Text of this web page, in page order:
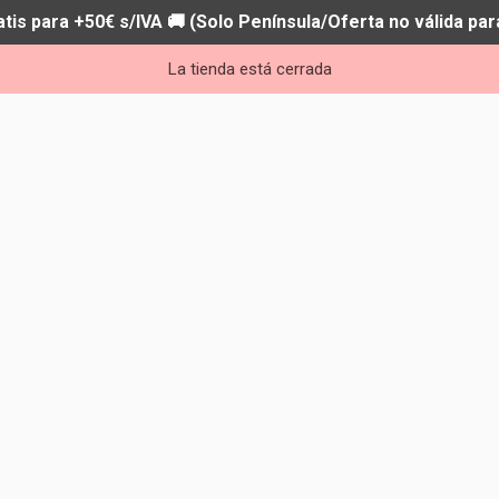
para +50€ s/IVA 🚚 (Solo Península/Oferta no válida
La tienda está cerrada